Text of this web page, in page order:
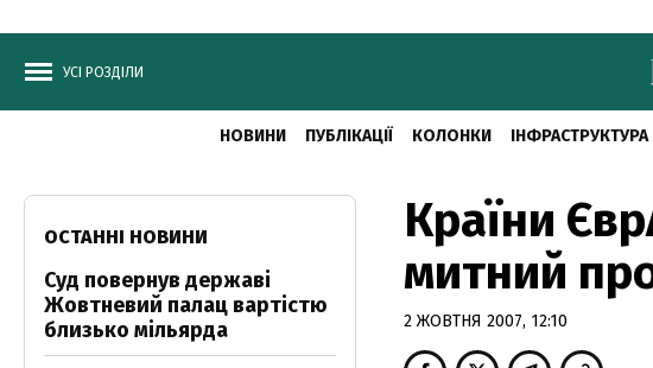
УСІ РОЗДІЛИ
НОВИНИ ПУБЛІКАЦІЇ КОЛОНКИ ІНФРАСТРУКТУРА
Країни
митний
2 ЖОВТНЯ 2007, 12:10
ОСТАННІ НОВИНИ
Суд повернув державі
Жовтневий палац вартістю
близько мільярда